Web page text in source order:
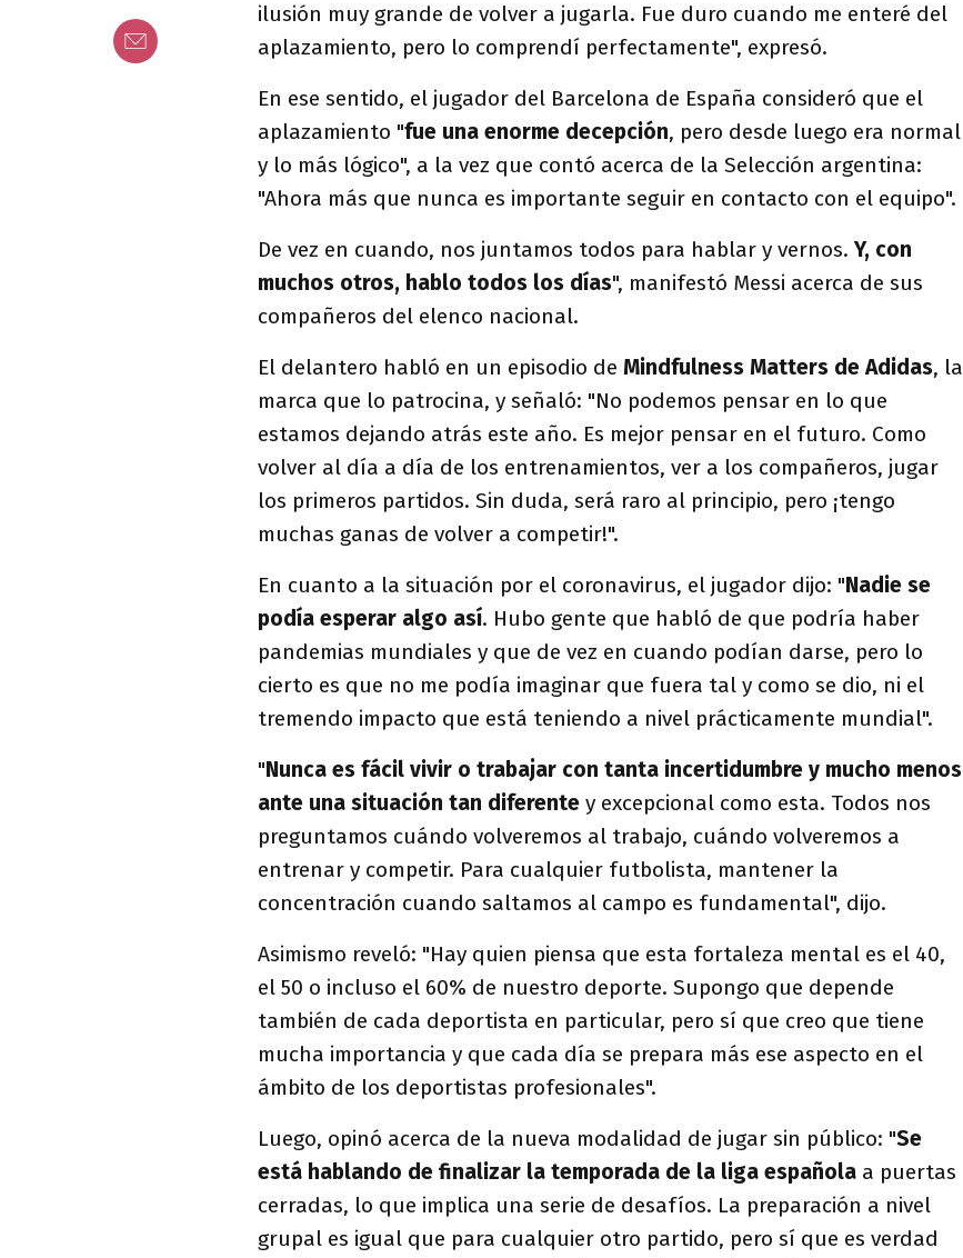
ilusión muy grande de volver a jugarla. Fue duro cuando me enteré del
aplazamiento, pero lo comprendí perfectamente", expresó.
En ese sentido, el jugador del Barcelona de España consideró que el
aplazamiento "fue una enorme decepción, pero desde luego era normal
y lo más lógico", a la vez que contó acerca de la Selección argentina:
"Ahora más que nunca es importante seguir en contacto con el equipo".
De vez en cuando, nos juntamos todos para hablar y vernos. Y, con
muchos otros, hablo todos los días", manifestó Messi acerca de sus
compañeros del elenco nacional.
El delantero habló en un episodio de Mindfulness Matters de Adidas, la
marca que lo patrocina, y señaló: "No podemos pensar en lo que
estamos dejando atrás este año. Es mejor pensar en el futuro. Como
volver al día a día de los entrenamientos, ver a los compañeros, jugar
los primeros partidos. Sin duda, será raro al principio, pero ¡tengo
muchas ganas de volver a competir!".
En cuanto a la situación por el coronavirus, el jugador dijo: "Nadie se
podía esperar algo así. Hubo gente que habló de que podría haber
pandemias mundiales y que de vez en cuando podían darse, pero lo
cierto es que no me podía imaginar que fuera tal y como se dio, ni el
tremendo impacto que está teniendo a nivel prácticamente mundial".
"Nunca es fácil vivir o trabajar con tanta incertidumbre y mucho menos
ante una situación tan diferente y excepcional como esta. Todos nos
preguntamos cuándo volveremos al trabajo, cuándo volveremos a
entrenar y competir. Para cualquier futbolista, mantener la
concentración cuando saltamos al campo es fundamental", dijo.
Asimismo reveló: "Hay quien piensa que esta fortaleza mental es el 40,
el 50 o incluso el 60% de nuestro deporte. Supongo que depende
también de cada deportista en particular, pero sí que creo que tiene
mucha importancia y que cada día se prepara más ese aspecto en el
ámbito de los deportistas profesionales".
Luego, opinó acerca de la nueva modalidad de jugar sin público: "Se
está hablando de finalizar la temporada de la liga española a puertas
cerradas, lo que implica una serie de desafíos. La preparación a nivel
grupal es igual que para cualquier otro partido, pero sí que es verdad